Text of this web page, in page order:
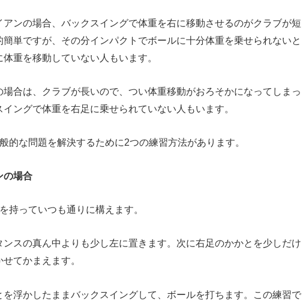
アンの場合、バックスイングで体重を右に移動させるのがクラブが短
簡単ですが、その分インパクトでボールに十分体重を乗せられないと
重を移動していない人もいます。
場合は、クラブが長いので、つい体重移動がおろそかになってしまっ
イングで体重を右足に乗せられていない人もいます。
的な問題を解決するために2つの練習方法があります。
の場合
持っていつも通りに構えます。
ンスの真ん中よりも少し左に置きます。次に右足のかかとを少しだけ
てかまえます。
を浮かしたままバックスイングして、ボールを打ちます。この練習で